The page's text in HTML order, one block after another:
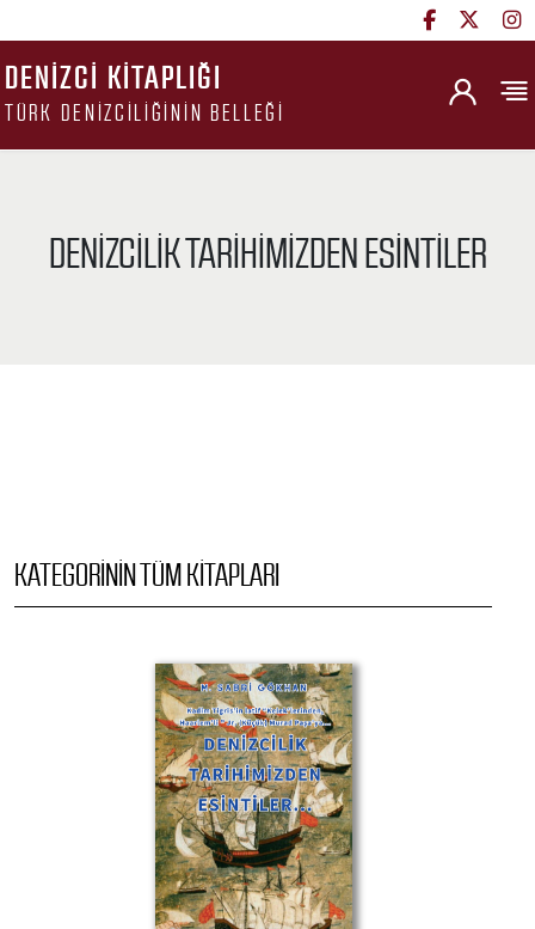
DENIZCI KITAPLIĞI
TÜRK DENIZCILIĞININ BELLEĞI
DENIZCILIK TARIHIMIZDEN ESINTILER
KATEGORININ TÜM KITAPLARI